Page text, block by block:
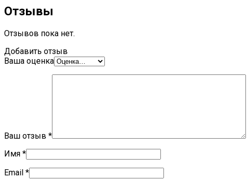
Отзывы
Отзывов пока нет.
Добавить отзыв
Ваша оценка
Ваш отзыв *
Имя *
Email *